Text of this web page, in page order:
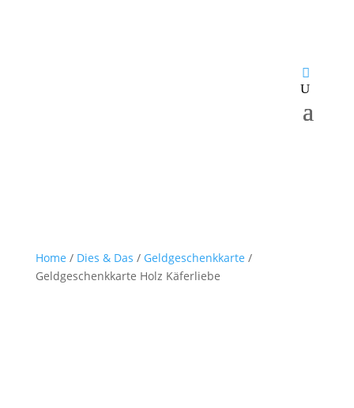
Home / Dies & Das / Geldgeschenkkarte /
Geldgeschenkkarte Holz Käferliebe